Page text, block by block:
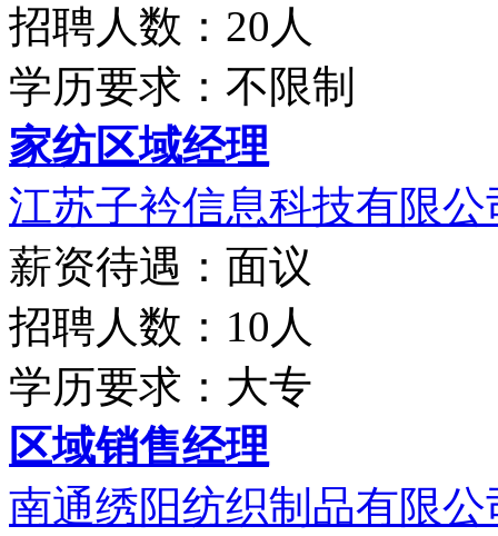
招聘人数：20人
学历要求：不限制
家纺区域经理
江苏子衿信息科技有限公
薪资待遇：面议
招聘人数：10人
学历要求：大专
区域销售经理
南通绣阳纺织制品有限公